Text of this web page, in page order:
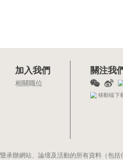
加入我們
相關職位
關注我
移動端下
辦網站、論壇及活動的所有資料（包